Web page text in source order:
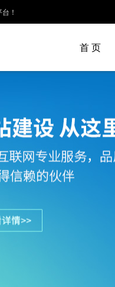
！
首 页